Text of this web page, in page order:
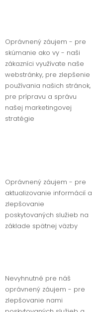
Oprávnený záujem - pre
skúmanie ako vy - naši
zákazníci využívate naše
webstránky, pre zlepšenie
používania našich stránok,
pre prípravu a správu
našej marketingovej
stratégie
Oprávnený záujem - pre
aktualizovanie informácií a
zlepšovanie
poskytovaných služieb na
základe spätnej väzby
Nevyhnutné pre náš
oprávnený záujem - pre
zlepšovanie nami